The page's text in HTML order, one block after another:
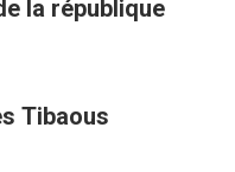
la république
Tibaous